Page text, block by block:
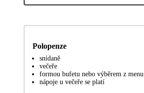
Polopenze
snídaně
večeře
formou bufetu nebo výběrem z menu
nápoje u večeře se platí